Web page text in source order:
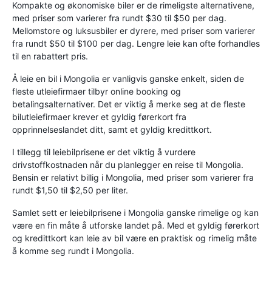
Kompakte og økonomiske biler er de rimeligste alternativene,
med priser som varierer fra rundt $30 til $50 per dag.
Mellomstore og luksusbiler er dyrere, med priser som varierer
fra rundt $50 til $100 per dag. Lengre leie kan ofte forhandles
til en rabattert pris.
Å leie en bil i Mongolia er vanligvis ganske enkelt, siden de
fleste utleiefirmaer tilbyr online booking og
betalingsalternativer. Det er viktig å merke seg at de fleste
bilutleiefirmaer krever et gyldig førerkort fra
opprinnelseslandet ditt, samt et gyldig kredittkort.
I tillegg til leiebilprisene er det viktig å vurdere
drivstoffkostnaden når du planlegger en reise til Mongolia.
Bensin er relativt billig i Mongolia, med priser som varierer fra
rundt $1,50 til $2,50 per liter.
Samlet sett er leiebilprisene i Mongolia ganske rimelige og kan
være en fin måte å utforske landet på. Med et gyldig førerkort
og kredittkort kan leie av bil være en praktisk og rimelig måte
å komme seg rundt i Mongolia.